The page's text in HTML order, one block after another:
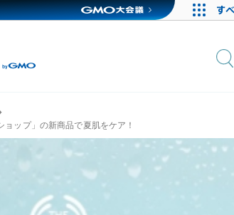
ップ」の新商品で夏肌をケア！